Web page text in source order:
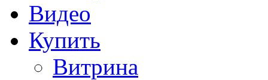
Видео
Купить
Витрина